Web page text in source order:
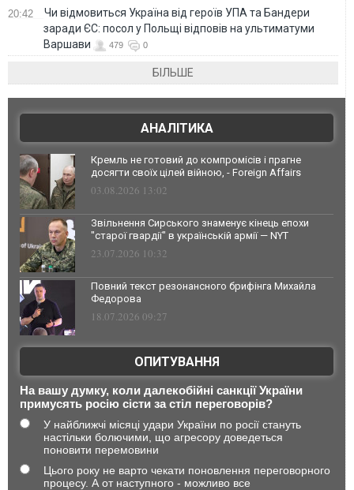
20:42
Чи відмовиться Україна від героїв УПА та Бандери
заради ЄС: посол у Польщі відповів на ультиматуми
Варшави
479 0
БІЛЬШЕ
АНАЛІТИКА
Кремль не готовий до компромісів і прагне
досягти своїх цілей війною, - Foreign Affairs
03.08.2026 13:02
Звільнення Сирського знаменує кінець епохи
"старої гвардії" в українській армії — NYT
23.07.2026 10:32
Повний текст резонансного брифінга Михайла
Федорова
18.07.2026 09:27
ОПИТУВАННЯ
На вашу думку, коли далекобійні санкції України
примусять росію сісти за стіл переговорів?
У найближчі місяці удари України по росії стануть
настільки болючими, що агресору доведеться
поновити перемовини
Цього року не варто чекати поновлення переговорного
процесу. А от наступного - можливо все